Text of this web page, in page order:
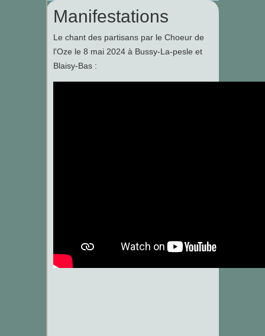
Manifestations
Le chant des partisans par le Choeur de
l'Oze le 8 mai 2024 à Bussy-La-pesle et
Blaisy-Bas :